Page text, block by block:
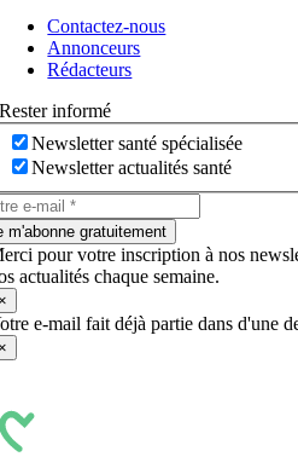
basculeContactez-nous
Annonceurs
Rédacteurs
Rester informé
Newsletter santé spécialisée
Newsletter actualités santé
m'abonne gratuitement
pour votre inscription à nos
actualités chaque semaine.
e-mail fait déjà partie dans d'une